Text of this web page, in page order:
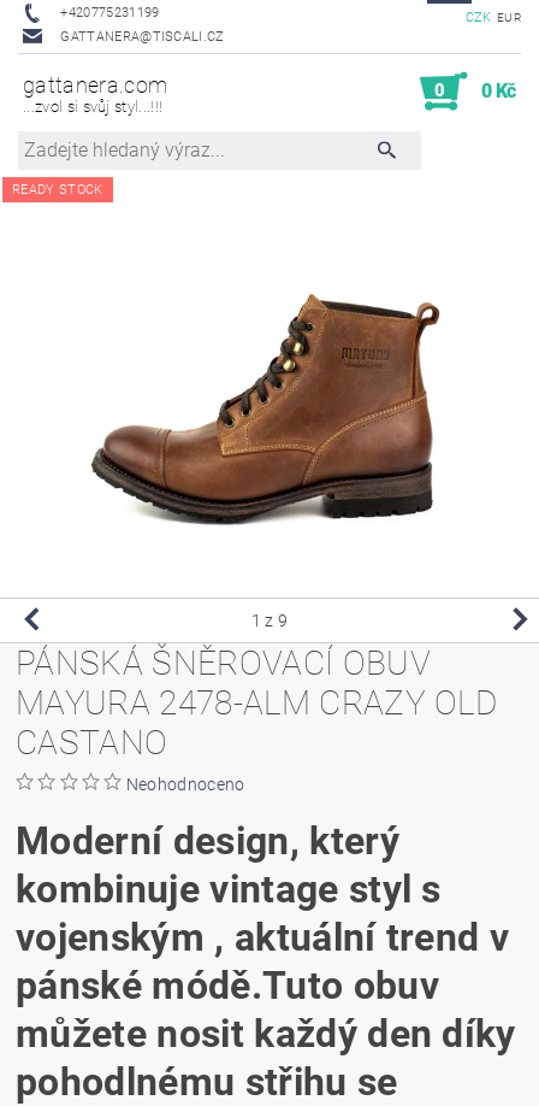
+420775231199
GATTANERA@TISCALI.CZ
CZK EUR
gattanera.com
...zvol si svůj styl...!!!
0 0 Kč
READY STOCK
1 z 9
PÁNSKÁ ŠNĚROVACÍ OBUV
MAYURA 2478-ALM CRAZY OLD
CASTANO
Neohodnoceno
Moderní design, který
kombinuje vintage styl s
vojenským , aktuální trend v
pánské módě.Tuto obuv
můžete nosit každý den díky
pohodlnému střihu se